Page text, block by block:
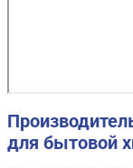
для бытовой